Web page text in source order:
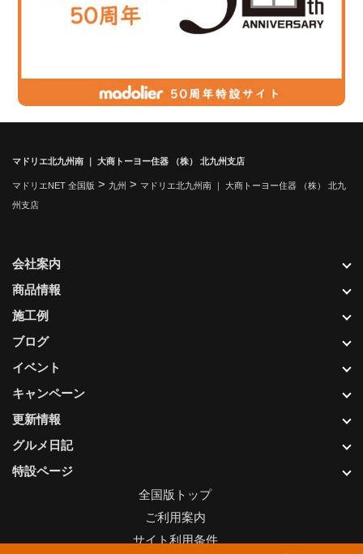
マドリエ北九州南 ｜ 大商トーヨー住器 （株） 北九州支店
マドリエNET 全国版 > 九州 > マドリエ北九州南 ｜ 大商トーヨー住器 （株） 北九
州支店
更新情報
グルメ日記
特設ページ
会社案内
商品情報
施工例
ブログ
イベント
キャンペーン
全国版トップ
ご利用案内
サイト利用条件